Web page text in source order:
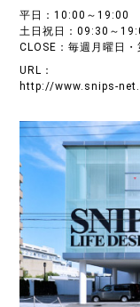
平日：10:00～19:00
土日祝日：09:30～
CLOSE：毎週月曜日
URL：
http://www.snips-